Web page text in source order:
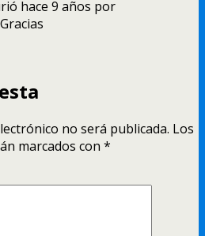
hace 9 años por
no será publicada. Los
marcados con *